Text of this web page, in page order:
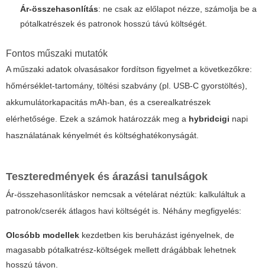
Ár-összehasonlítás: ne csak az előlapot nézze, számolja be a
pótalkatrészek és patronok hosszú távú költségét.
Fontos műszaki mutatók
A műszaki adatok olvasásakor fordítson figyelmet a következőkre:
hőmérséklet-tartomány, töltési szabvány (pl. USB-C gyorstöltés),
akkumulátorkapacitás mAh-ban, és a cserealkatrészek
elérhetősége. Ezek a számok határozzák meg a hybridcigi napi
használatának kényelmét és költséghatékonyságát.
Teszteredmények és árazási tanulságok
Ár-összehasonlításkor nemcsak a vételárat néztük: kalkuláltuk a
patronok/cserék átlagos havi költségét is. Néhány megfigyelés:
Olcsóbb modellek kezdetben kis beruházást igényelnek, de
magasabb pótalkatrész-költségek mellett drágábbak lehetnek
hosszú távon.